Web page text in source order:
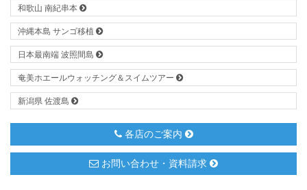
和歌山 南紀串本
沖縄本島 サンゴ移植
日本最南端 波照間島
奄美ホエールウォッチング＆スイムツアー
新潟県 佐渡島
各店のご案内
お問い合わせ・資料請求